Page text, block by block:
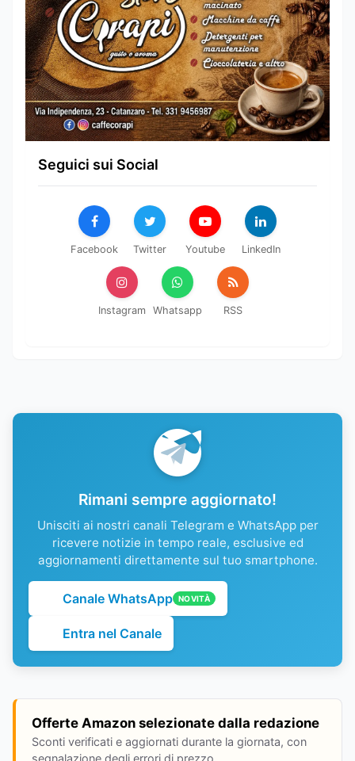
Seguici sui Social
Facebook Twitter Youtube LinkedIn
Instagram Whatsapp RSS
Rimani sempre aggiornato!
Unisciti ai nostri canali Telegram e WhatsApp per
ricevere notizie in tempo reale, esclusive ed
aggiornamenti direttamente sul tuo smartphone.
Canale WhatsApp NOVITÀ
Entra nel Canale
Offerte Amazon selezionate dalla redazione
Sconti verificati e aggiornati durante la giornata, con
segnalazione degli errori di prezzo.